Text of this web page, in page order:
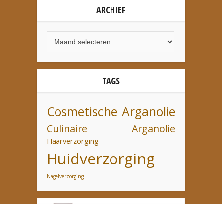
ARCHIEF
TAGS
Cosmetische Arganolie
Culinaire Arganolie
Haarverzorging
Huidverzorging
Nagelverzorging